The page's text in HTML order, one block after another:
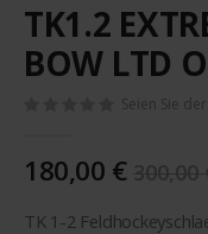
Anfang
der
Bildergalerie
TK1.2
BOW LTD
Seien Sie
180,00 €
TK 1-2